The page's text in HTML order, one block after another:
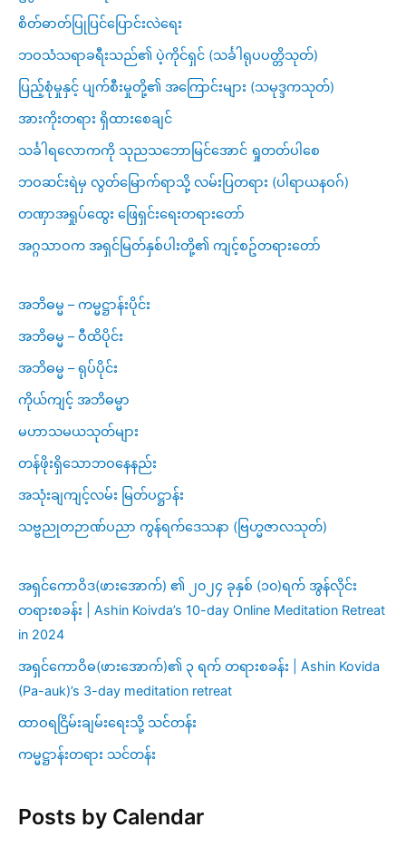
စိတ်ဓာတ်ပြုပြင်ပြောင်းလဲရေး
ဘဝသံသရာခရီးသည်၏ ပဲ့ကိုင်ရှင် (သင်္ခါရုပပတ္တိသုတ်)
ပြည့်စုံမှုနှင့် ပျက်စီးမှုတို့၏ အကြောင်းများ (သမုဒ္ဒကသုတ်)
အားကိုးတရား ရှိထားစေချင်
သင်္ခါရလောကကို သုညသဘောမြင်အောင် ရှုတတ်ပါစေ
ဘဝဆင်းရဲမှ လွတ်မြောက်ရာသို့ လမ်းပြတရား (ပါရာယနဝဂ်)
တဏှာအရှုပ်ထွေး ဖြေရှင်းရေးတရားတော်
အဂ္ဂသာဝက အရှင်မြတ်နှစ်ပါးတို့၏ ကျင့်စဥ်တရားတော်
အဘိဓမ္မ – ကမ္မဋ္ဌာန်းပိုင်း
အဘိဓမ္မ – ဝီထိပိုင်း
အဘိဓမ္မ – ရုပ်ပိုင်း
ကိုယ်ကျင့် အဘိဓမ္မာ
မဟာသမယသုတ်များ
တန်ဖိုးရှိသောဘဝနေနည်း
အသုံးချကျင့်လမ်း မြတ်ပဋ္ဌာန်း
သဗ္ဗညုတဉာဏ်ပညာ ကွန်ရက်ဒေသနာ (ဗြဟ္မဇာလသုတ်)
အရှင်ကောဝိဒ(ဖားအောက်) ၏ ၂၀၂၄ ခုနှစ် (၁၀)ရက် အွန်လိုင်း
တရားစခန်း | Ashin Koivda’s 10-day Online Meditation Retreat
in 2024
အရှင်ကောဝိဓ(ဖားအောက်)၏ ၃ ရက် တရားစခန်း | Ashin Kovida
(Pa-auk)’s 3-day meditation retreat
ထာဝရငြိမ်းချမ်းရေးသို့ သင်တန်း
ကမ္မဋ္ဌာန်းတရား သင်တန်း
Posts by Calendar